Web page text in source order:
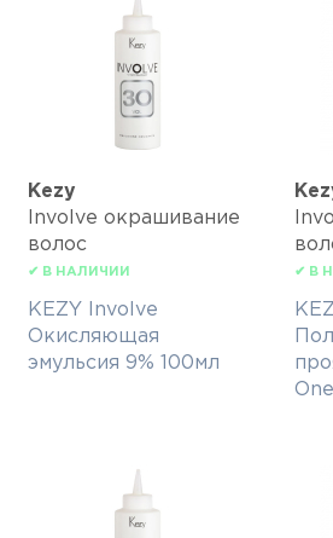
Kezy
Involve окрашивание
волос
✔ В НАЛИЧИИ
KEZY Involve
Окисляющая
эмульсия 9% 100мл
✔ В